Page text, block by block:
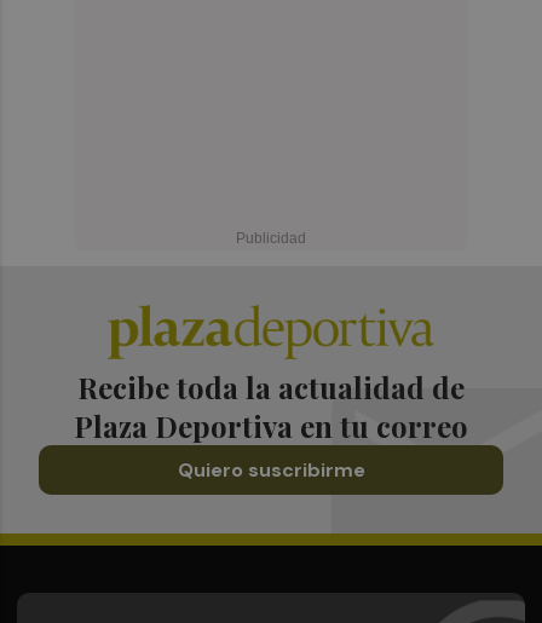
Recibe toda la actualidad de
Plaza Deportiva en tu correo
Quiero suscribirme